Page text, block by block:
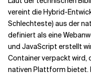
vereint die Hybrid-
Schlechteste) aus der
definiert als eine
und JavaScript erstellt
Container verpackt wird,
nativen Plattform bietet.